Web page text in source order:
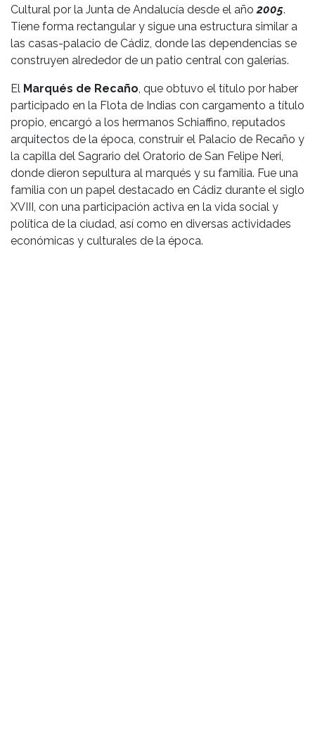
Cultural por la Junta de Andalucía desde el año2005.
Tiene forma rectangular y sigue una estructura similar a
las casas-palacio de Cádiz, donde las dependencias se
construyen alrededor de un patio central con galerías.
El Marqués de Recaño, que obtuvo el título por haber
participado en la Flota de Indias con cargamento a título
propio, encargó a los hermanos Schiaffino, reputados
arquitectos de la época, construir el Palacio de Recaño y
la capilla del Sagrario del Oratorio de San Felipe Neri,
donde dieron sepultura al marqués y su familia. Fue una
familia con un papel destacado en Cádiz durante el siglo
XVIII, con una participación activa en la vida social y
política de la ciudad, así como en diversas actividades
económicas y culturales de la época.